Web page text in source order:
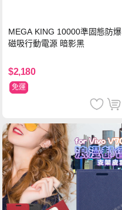
MEGA KING 10000準固態防爆
磁吸行動電源 暗影黑
$2,180
免運